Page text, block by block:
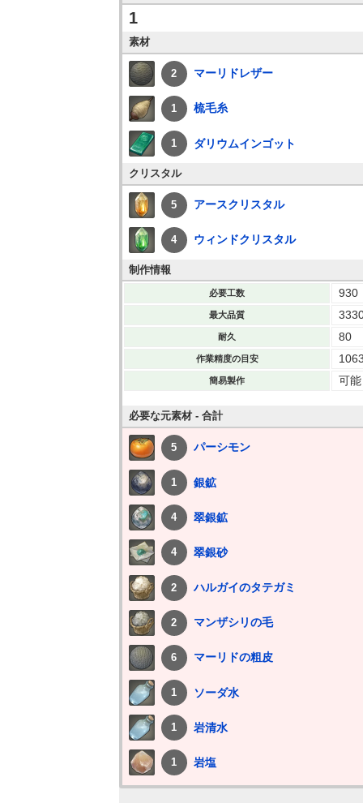
1
素材
2 マーリドレザー
1 梳毛糸
1 ダリウムインゴット
クリスタル
5 アースクリスタル
4 ウィンドクリスタル
制作情報
必要工数 930
最大品質
耐久 80
作業精度の目安
簡易製作 可能
必要な元素材 - 合計
5 パーシモン
1 銀鉱
4 翠銀鉱
4 翠銀砂
2 ハルガイのタテガミ
2 マンザシリの毛
6 マーリドの粗皮
1 ソーダ水
1 岩清水
1 岩塩